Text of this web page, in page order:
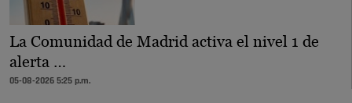
La Comunidad de Madrid activa el nivel 1 de
alerta …
05-08-2026 5:25 p.m.